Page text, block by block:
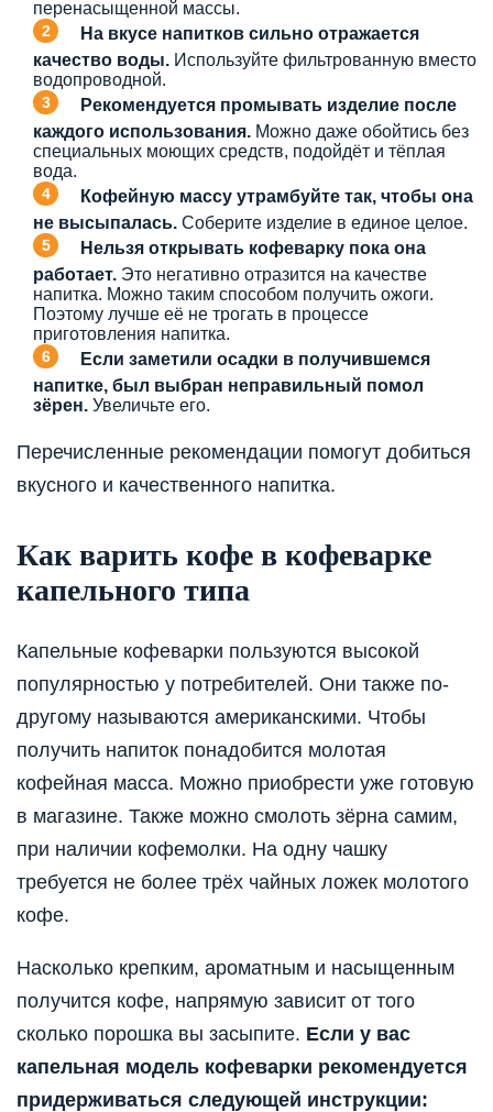
перенасыщенной массы.
На вкусе напитков сильно отражается
качество воды. Используйте фильтрованную вместо
водопроводной.
Рекомендуется промывать изделие после
каждого использования. Можно даже обойтись без
специальных моющих средств, подойдёт и тёплая
вода.
Кофейную массу утрамбуйте так, чтобы она
не высыпалась. Соберите изделие в единое целое.
Нельзя открывать кофеварку пока она
работает. Это негативно отразится на качестве
напитка. Можно таким способом получить ожоги.
Поэтому лучше её не трогать в процессе
приготовления напитка.
Если заметили осадки в получившемся
напитке, был выбран неправильный помол
зёрен. Увеличьте его.
Перечисленные рекомендации помогут добиться
вкусного и качественного напитка.
Как варить кофе в кофеварке
капельного типа
Капельные кофеварки пользуются высокой
популярностью у потребителей. Они также по-
другому называются американскими. Чтобы
получить напиток понадобится молотая
кофейная масса. Можно приобрести уже готовую
в магазине. Также можно смолоть зёрна самим,
при наличии кофемолки. На одну чашку
требуется не более трёх чайных ложек молотого
кофе.
Насколько крепким, ароматным и насыщенным
получится кофе, напрямую зависит от того
сколько порошка вы засыпите. Если у вас
капельная модель кофеварки рекомендуется
придерживаться следующей инструкции: